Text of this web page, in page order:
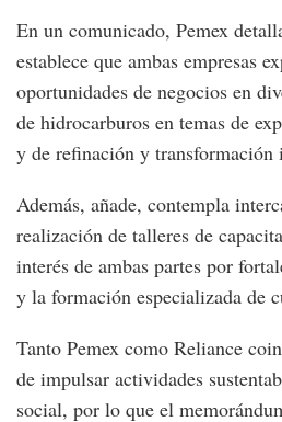
En un comunicado, Pemex
establece que ambas empresas
oportunidades de negocios en
de hidrocarburos en temas de
y de refinación y transformación
Además, añade, contempla
realización de talleres de
interés de ambas partes por
y la formación especializada de
Tanto Pemex como Reliance
de impulsar actividades
social, por lo que el